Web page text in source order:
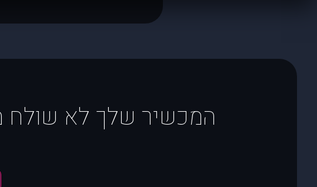
המכשיר שלך לא שולח